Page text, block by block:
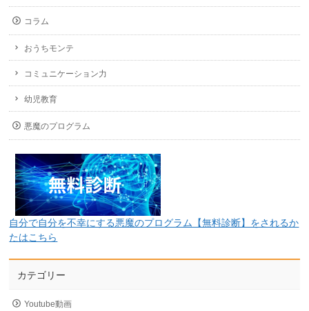
コラム
おうちモンテ
コミュニケーション力
幼児教育
悪魔のプログラム
自分で自分を不幸にする悪魔のプログラム【無料診断】をされるか
たはこちら
カテゴリー
Youtube動画